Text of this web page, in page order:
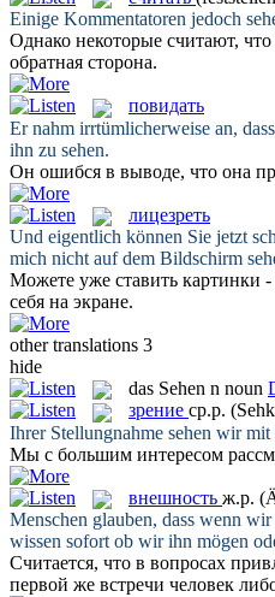
Einige Kommentatoren jedoch
Однако некоторые считают,
обратная сторона.
повидать
Er nahm irrtümlicherweise an,
ihn zu sehen.
Он ошибся в выводе, что она
лицезреть
Und eigentlich können Sie jetzt
mich nicht auf dem Bildschirm
Можете уже ставить картинки
себя на экране.
other translations 3
hide
das Sehen n noun
зрение ср.р.
Ihrer Stellungnahme sehen wir mit
Мы с большим интересом
внешность ж.р.
Menschen glauben, dass wenn
wissen sofort ob wir ihn mögen
Считается, что в вопросах
первой же встречи человек